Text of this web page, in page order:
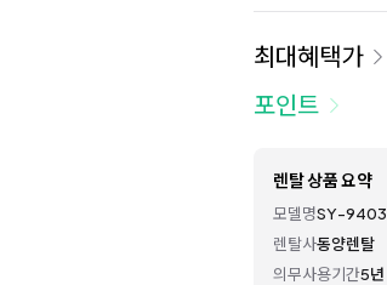
최대혜택가
포인트
렌탈 상품 요약
모델명SY-9403
렌탈사동양렌탈
의무사용기간5년